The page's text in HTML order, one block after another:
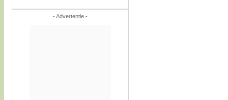
- Advertentie -